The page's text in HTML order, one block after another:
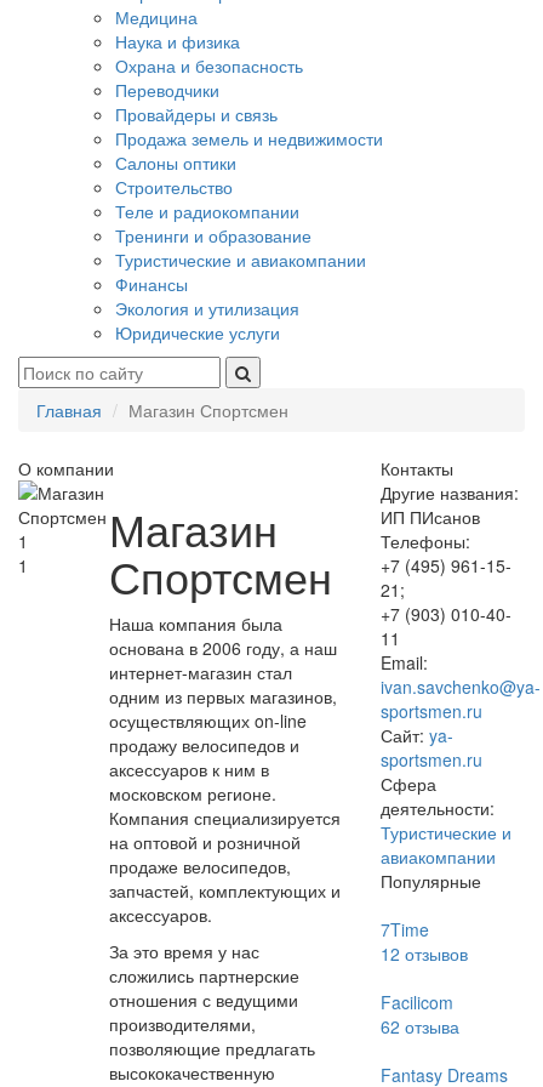
Медицина
Наука и физика
Охрана и безопасность
Переводчики
Провайдеры и связь
Продажа земель и недвижимости
Салоны оптики
Строительство
Теле и радиокомпании
Тренинги и образование
Туристические и авиакомпании
Финансы
Экология и утилизация
Юридические услуги
Главная Магазин Спортсмен
О компании
1
1
Магазин
Спортсмен
Наша компания была
основана в 2006 году, а наш
интернет-магазин стал
одним из первых магазинов,
осуществляющих on-line
продажу велосипедов и
аксессуаров к ним в
московском регионе.
Компания специализируется
на оптовой и розничной
продаже велосипедов,
запчастей, комплектующих и
аксессуаров.
За это время у нас
сложились партнерские
отношения с ведущими
производителями,
позволяющие предлагать
высококачественную
Контакты
Другие названия:
ИП ПИсанов
Телефоны:
+7 (495) 961-15-
21;
+7 (903) 010-40-
11
Email:
ivan.savchenko@ya-
sportsmen.ru
Сайт: ya-
sportsmen.ru
Сфера
деятельности:
Туристические и
авиакомпании
Популярные
7Time
12 отзывов
Facilicom
62 отзыва
Fantasy Dreams